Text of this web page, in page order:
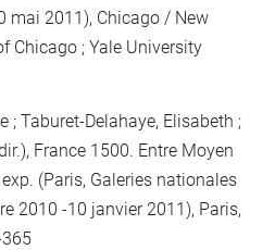
mai 2011), Chicago / New
Chicago ; Yale University
; Taburet-Delahaye, Elisabeth ;
France 1500. Entre Moyen
(Paris, Galeries nationales
2010 -10 janvier 2011), Paris,